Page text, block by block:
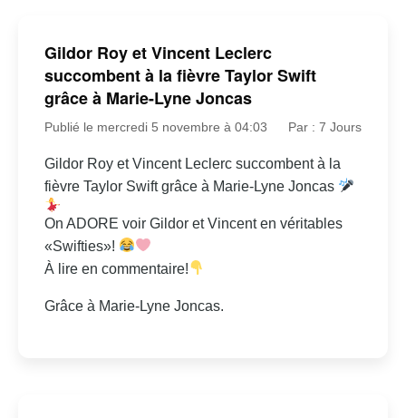
Gildor Roy et Vincent Leclerc
succombent à la fièvre Taylor Swift
grâce à Marie-Lyne Joncas
Publié le mercredi 5 novembre à 04:03 Par : 7 Jours
Gildor Roy et Vincent Leclerc succombent à la
fièvre Taylor Swift grâce à Marie-Lyne Joncas
On ADORE voir Gildor et Vincent en véritables
«Swifties»!
À lire en commentaire!
Grâce à Marie-Lyne Joncas.